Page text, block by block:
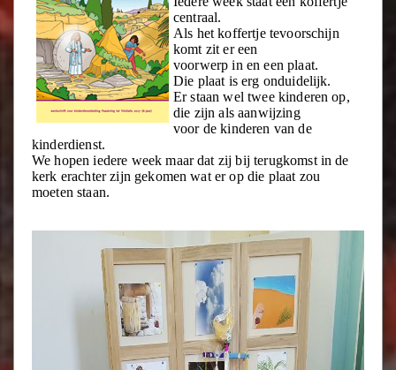
centraal.
Als het koffertje tevoorschijn
komt zit er een
voorwerp in en een plaat.
Die plaat is erg onduidelijk.
Er staan wel twee kinderen op,
die zijn als aanwijzing
voor de kinderen van de
kinderdienst.
We hopen iedere week maar dat zij bij terugkomst in de
kerk erachter zijn gekomen wat er op die plaat zou
moeten staan.